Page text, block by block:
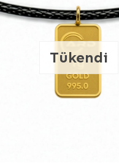
Tükendi